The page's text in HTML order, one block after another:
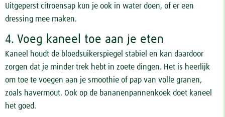
Uitgeperst citroensap kun je ook in water doen, of er een
dressing mee maken.
4. Voeg kaneel toe aan je eten
Kaneel houdt de bloedsuikerspiegel stabiel en kan daardoor
zorgen dat je minder trek hebt in zoete dingen. Het is heerlijk
om toe te voegen aan je smoothie of pap van volle granen,
zoals havermout. Ook op de bananenpannenkoek doet kaneel
het goed.